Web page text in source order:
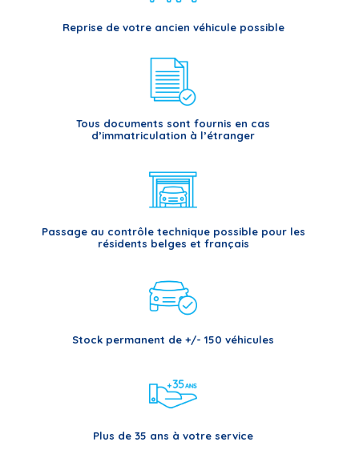
Reprise de votre ancien véhicule possible
Tous documents sont fournis en cas
d’immatriculation à l’étranger
Passage au contrôle technique possible pour les
résidents belges et français
Stock permanent de +/- 150 véhicules
Plus de 35 ans à votre service